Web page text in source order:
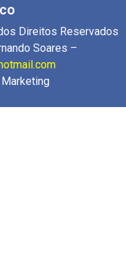
Direitos Reservados
Soares –